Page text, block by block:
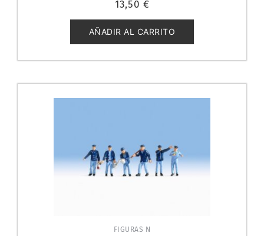
con
de
5
13,50 €
AÑADIR AL CARRITO
FIGURAS N